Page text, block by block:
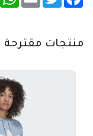
منتجات مقترحة